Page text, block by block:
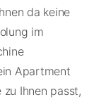
da keine
im
Apartment
Ihnen passt,